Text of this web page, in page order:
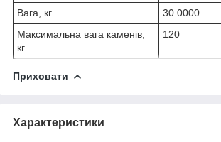
Вага, кг
30.0000
Максимальна вага каменів,
кг
120
Приховати
Характеристики